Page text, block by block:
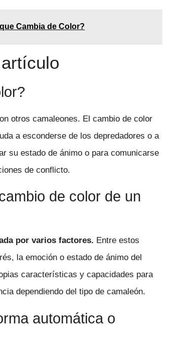
Cambia de Color?
otros camaleones. El cambio de color
a esconderse de los depredadores o a
su estado de ánimo o para comunicarse
de conflicto.
de color de un
por varios factores. Entre estos
la emoción o estado de ánimo del
características y capacidades para
dependiendo del tipo de camaleón.
automática o